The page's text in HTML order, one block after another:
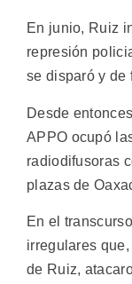
En junio, Ruiz
represión
se disparó y de
Desde
APPO ocupó
radiodifusoras
plazas de
En el
irregulares
de Ruiz,